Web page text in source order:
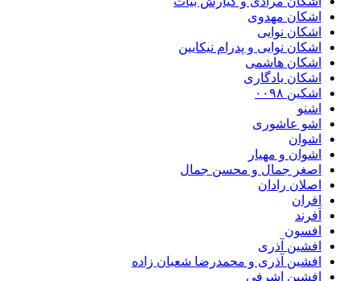
اشکان مهدوی
اشکان نوایی
اشکان نوایی و پدرام نیکایین
اشکان هاشمی
اشکان یادگاری
اشکین ۰۰۹۸
اشنو
اشو عاشوری
اشوان
اشوان و مهیار
اصغر جمال و محسن جمال
اصلان رادان
افران
اَفرند
افسون
افشین آذری
افشین آذری و محمدرضا شعبان زاده
افشین اشرفی